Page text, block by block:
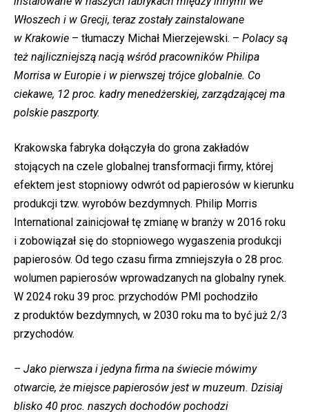
Włoszech i w Grecji, teraz zostały zainstalowane
w Krakowie – tłumaczy Michał Mierzejewski. – Polacy są
też najliczniejszą nacją wśród pracowników Philipa
Morrisa w Europie i w pierwszej trójce globalnie. Co
ciekawe, 12 proc. kadry menedżerskiej, zarządzającej ma
polskie paszporty.
Krakowska fabryka dołączyła do grona zakładów
stojących na czele globalnej transformacji firmy, której
efektem jest stopniowy odwrót od papierosów w kierunku
produkcji tzw. wyrobów bezdymnych. Philip Morris
International zainicjował tę zmianę w branży w 2016 roku
i zobowiązał się do stopniowego wygaszenia produkcji
papierosów. Od tego czasu firma zmniejszyła o 28 proc.
wolumen papierosów wprowadzanych na globalny rynek.
W 2024 roku 39 proc. przychodów PMI pochodziło
z produktów bezdymnych, w 2030 roku ma to być już 2/3
przychodów.
– Jako pierwsza i jedyna firma na świecie mówimy
otwarcie, że miejsce papierosów jest w muzeum. Dzisiaj
blisko 40 proc. naszych dochodów pochodzi